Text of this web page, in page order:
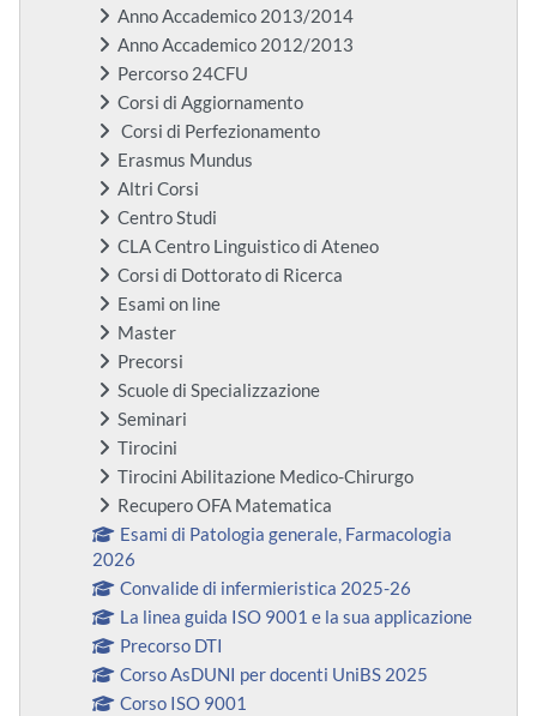
Anno Accademico 2013/2014
Anno Accademico 2012/2013
Percorso 24CFU
Corsi di Aggiornamento
Corsi di Perfezionamento
Erasmus Mundus
Altri Corsi
Centro Studi
CLA Centro Linguistico di Ateneo
Corsi di Dottorato di Ricerca
Esami on line
Master
Precorsi
Scuole di Specializzazione
Seminari
Tirocini
Tirocini Abilitazione Medico-Chirurgo
Recupero OFA Matematica
Esami di Patologia generale, Farmacologia
2026
Convalide di infermieristica 2025-26
La linea guida ISO 9001 e la sua applicazione
Precorso DTI
Corso AsDUNI per docenti UniBS 2025
Corso ISO 9001